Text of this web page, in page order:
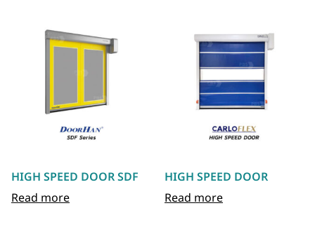
HIGH SPEED DOOR SDF
Read more
HIGH SPEED DOOR
Read more